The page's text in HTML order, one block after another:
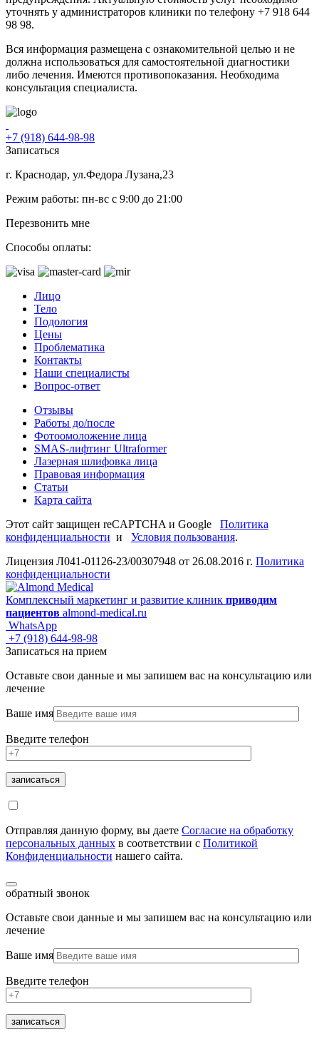
уточнять у администраторов клиники по телефону +7 918 644
98 98.
Вся информация размещена с ознакомительной целью и не
должна использоваться для самостоятельной диагностики
либо лечения. Имеются противопоказания. Необходима
консультация специалиста.
+7 (918) 644-98-98
Записаться
г. Краснодар, ул.Федора Лузана,23
Режим работы: пн-вс c 9:00 до 21:00
Перезвонить мне
Способы оплаты:
Лицо
Тело
Подология
Цены
Проблематика
Контакты
Наши специалисты
Вопрос-ответ
Отзывы
Работы до/после
Фотоомоложение лица
SMAS-лифтинг Ultraformer
Лазерная шлифовка лица
Правовая информация
Статьи
Карта сайта
Этот сайт защищен reCAPTCHA и Google Политика
конфиденциальности и Условия пользования.
Лицензия Л041-01126-23/00307948 от 26.08.2016 г. Политика
конфиденциальности
Комплексный маркетинг и развитие клиник приводим
пациентов almond-medical.ru
WhatsApp
+7 (918) 644-98-98
Записаться на прием
Оставьте свои данные и мы запишем вас на консультацию или
лечение
Ваше имя
Введите телефон
Отправляя данную форму, вы даете Согласие на обработку
персональных данных в соответствии с Политикой
Конфиденциальности нашего сайта.
обратный звонок
Оставьте свои данные и мы запишем вас на консультацию или
лечение
Ваше имя
Введите телефон